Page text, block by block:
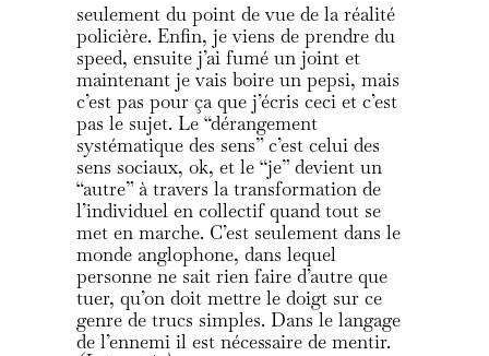
seulement du point de vue de la réalité
policière. Enfin, je viens de prendre du
speed, ensuite j’ai fumé un joint et
maintenant je vais boire un pepsi, mais
c’est pas pour ça que j’écris ceci et c’est
pas le sujet. Le “dérangement
systématique des sens” c’est celui des
sens sociaux, ok, et le “je” devient un
“autre” à travers la transformation de
l’individuel en collectif quand tout se
met en marche. C’est seulement dans le
monde anglophone, dans lequel
personne ne sait rien faire d’autre que
tuer, qu’on doit mettre le doigt sur ce
genre de trucs simples. Dans le langage
de l’ennemi il est nécessaire de mentir.